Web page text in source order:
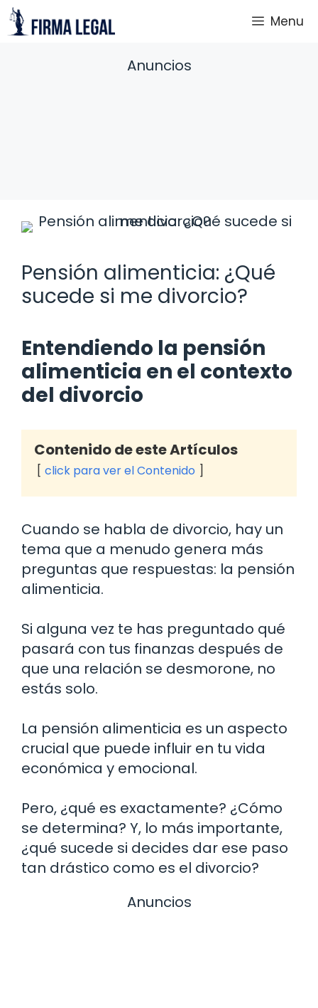
Saltar
al
Menu
Anuncios
Pensión alimenticia: ¿Qué
sucede si me divorcio?
Entendiendo la pensión
alimenticia en el contexto
del divorcio
Contenido de este Artículos
click para ver el Contenido
Cuando se habla de divorcio, hay un
tema que a menudo genera más
preguntas que respuestas: la pensión
alimenticia.
Si alguna vez te has preguntado qué
pasará con tus finanzas después de
que una relación se desmorone, no
estás solo.
La pensión alimenticia es un aspecto
crucial que puede influir en tu vida
económica y emocional.
Pero, ¿qué es exactamente? ¿Cómo
se determina? Y, lo más importante,
¿qué sucede si decides dar ese paso
tan drástico como es el divorcio?
Anuncios